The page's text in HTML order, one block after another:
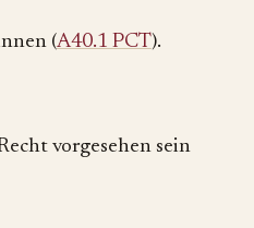
(A40.1 PCT).
vorgesehen sein